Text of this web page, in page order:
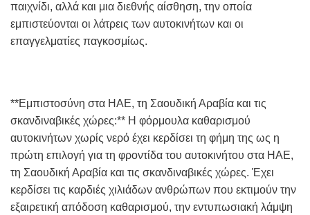
παιχνίδι, αλλά και μια διεθνής αίσθηση, την οποία
εμπιστεύονται οι λάτρεις των αυτοκινήτων και οι
επαγγελματίες παγκοσμίως.
**Εμπιστοσύνη στα ΗΑΕ, τη Σαουδική Αραβία και τις
σκανδιναβικές χώρες:** Η φόρμουλα καθαρισμού
αυτοκινήτων χωρίς νερό έχει κερδίσει τη φήμη της ως η
πρώτη επιλογή για τη φροντίδα του αυτοκινήτου στα ΗΑΕ,
τη Σαουδική Αραβία και τις σκανδιναβικές χώρες. Έχει
κερδίσει τις καρδιές χιλιάδων ανθρώπων που εκτιμούν την
εξαιρετική απόδοση καθαρισμού, την εντυπωσιακή λάμψη